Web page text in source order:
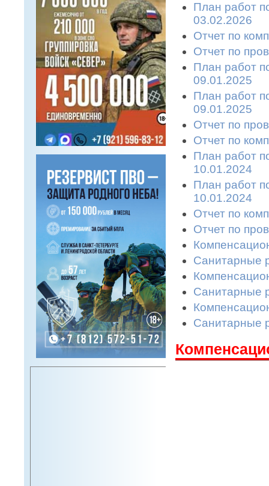
План работ
03.02.2026
Отчет по
Отчет по
План работ
09.01.2025
План работ
09.01.2025
Отчет по
Отчет по
План работ
10.01.2024
План работ
10.01.2024
Отчет по
Отчет по
Санитарные
Санитарные
Санитарные